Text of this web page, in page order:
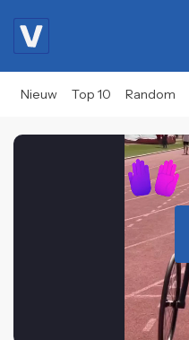
Nieuw Top 10 Random